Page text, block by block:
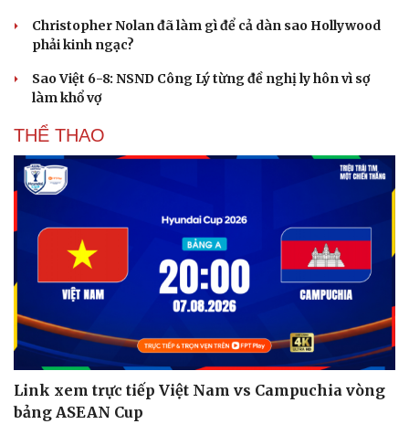
Christopher Nolan đã làm gì để cả dàn sao Hollywood
phải kinh ngạc?
Sao Việt 6-8: NSND Công Lý từng đề nghị ly hôn vì sợ
làm khổ vợ
THỂ THAO
Link xem trực tiếp Việt Nam vs Campuchia vòng
bảng ASEAN Cup